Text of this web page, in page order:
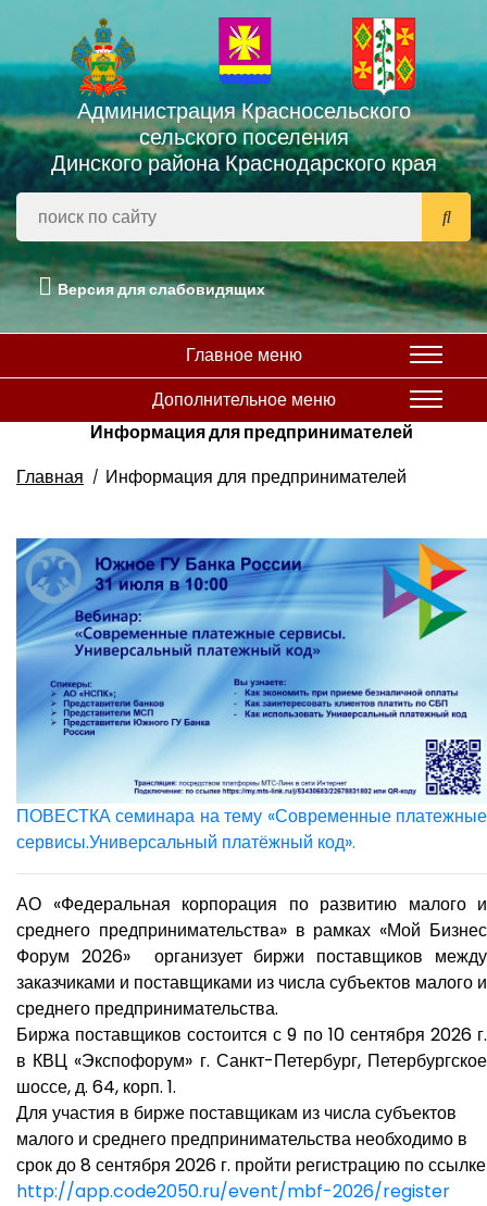
Администрация Красносельского
сельского поселения
Динского района Краснодарского края
Версия для слабовидящих
Главное меню
Дополнительное меню
Информация для предпринимателей
Главная
Информация для предпринимателей
ПОВЕСТКА семинара на тему «Современные платежные
сервисы.Универсальный платёжный код».
АО «Федеральная корпорация по развитию малого и
среднего предпринимательства» в рамках «Мой Бизнес
Форум 2026» организует биржи поставщиков между
заказчиками и поставщиками из числа субъектов малого и
среднего предпринимательства.
Биржа поставщиков состоится с 9 по 10 сентября 2026 г.
в КВЦ «Экспофорум» г. Санкт-Петербург, Петербургское
шоссе, д. 64, корп. 1.
Для участия в бирже поставщикам из числа субъектов
малого и среднего предпринимательства необходимо в
срок до 8 сентября 2026 г. пройти регистрацию по ссылке
http://app.code2050.ru/event/mbf-2026/register